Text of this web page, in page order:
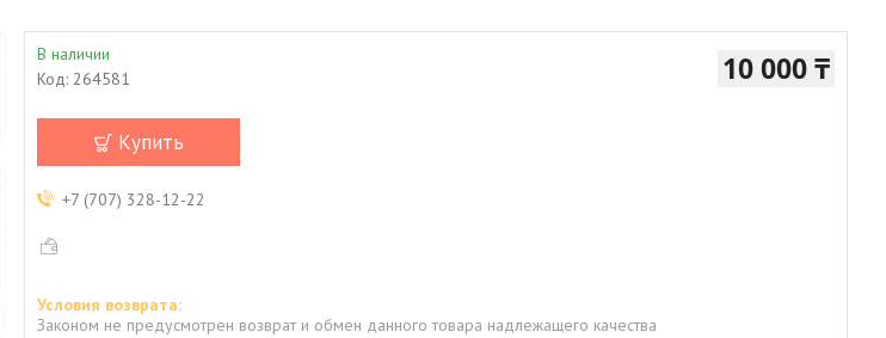
В наличии
Код: 264581 10 000 ₸
Купить
+7 (707) 328-12-22
Законом не предусмотрен возврат и обмен данного товара надлежащего качества